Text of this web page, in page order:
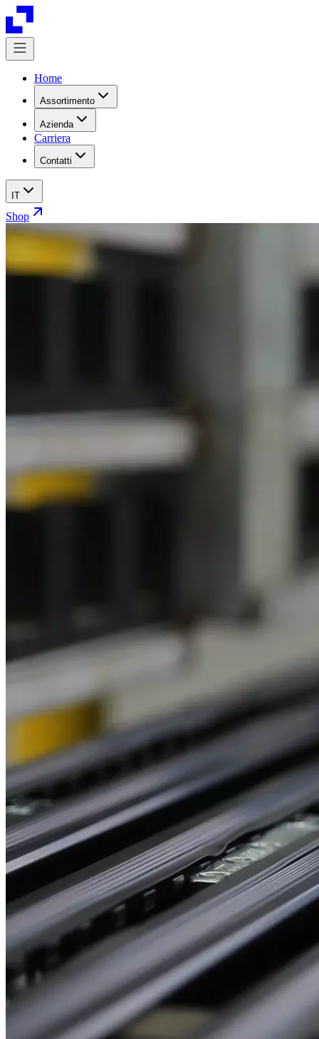
Home
Assortimento
Azienda
Carriera
Contatti
IT
Shop